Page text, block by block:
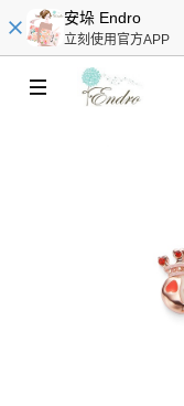
安垛 Endro
立刻使用官方APP